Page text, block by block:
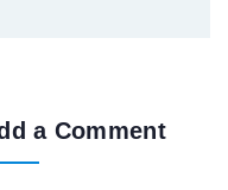
a Comment